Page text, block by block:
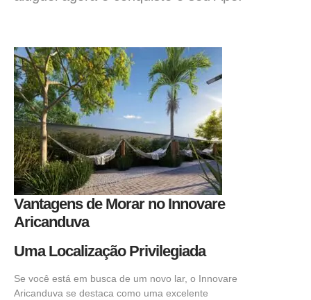
Vantagens de Morar no Innovare
Aricanduva
Uma Localização Privilegiada
Se você está em busca de um novo lar, o Innovare
Aricanduva se destaca como uma excelente